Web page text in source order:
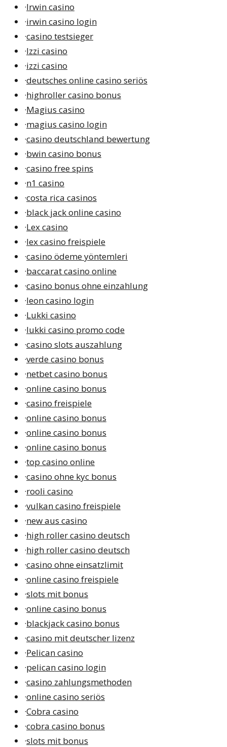
·Irwin casino
·irwin casino login
·casino testsieger
·Izzi casino
·izzi casino
·deutsches online casino seriös
·highroller casino bonus
·Magius casino
·magius casino login
·casino deutschland bewertung
·bwin casino bonus
·casino free spins
·n1 casino
·costa rica casinos
·black jack online casino
·Lex casino
·lex casino freispiele
·casino ödeme yöntemleri
·baccarat casino online
·casino bonus ohne einzahlung
·leon casino login
·Lukki casino
·lukki casino promo code
·casino slots auszahlung
·verde casino bonus
·netbet casino bonus
·online casino bonus
·casino freispiele
·online casino bonus
·online casino bonus
·online casino bonus
·top casino online
·casino ohne kyc bonus
·rooli casino
·vulkan casino freispiele
·new aus casino
·high roller casino deutsch
·high roller casino deutsch
·casino ohne einsatzlimit
·online casino freispiele
·slots mit bonus
·online casino bonus
·blackjack casino bonus
·casino mit deutscher lizenz
·Pelican casino
·pelican casino login
·casino zahlungsmethoden
·online casino seriös
·Cobra casino
·cobra casino bonus
·slots mit bonus